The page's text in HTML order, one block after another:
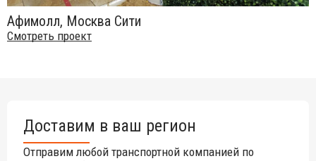
Афимолл, Москва Сити
Смотреть проект
Доставим в ваш регион
Отправим любой транспортной компанией по